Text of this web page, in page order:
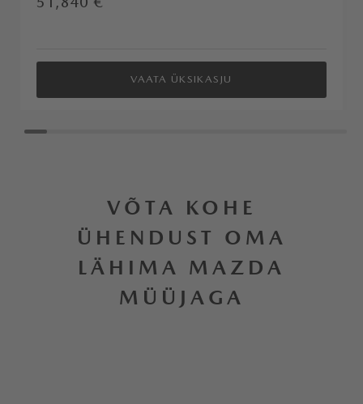
VAATA ÜKSIKASJU
VÕTA KOHE
ÜHENDUST OMA
LÄHIMA MAZDA
MÜÜJAGA